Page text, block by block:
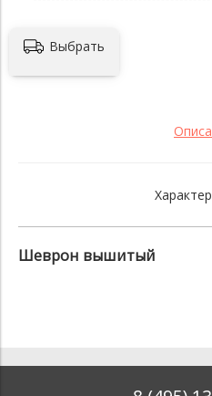
Выбрать
Шеврон вышитый